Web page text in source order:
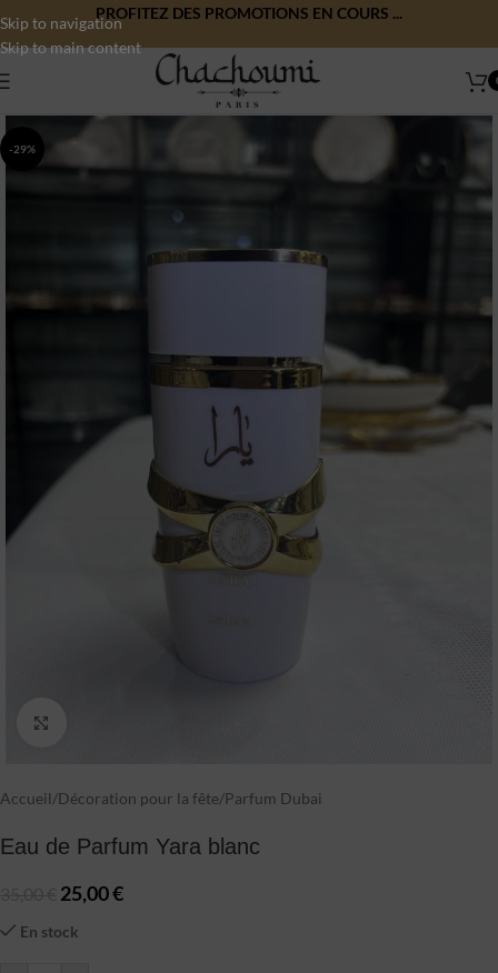
Skip to navigation
Skip to main content
PROFITEZ DES PROMOTIONS EN COURS ...
-29%
Accueil/Décoration pour la fête/Parfum Dubai
Eau de Parfum Yara blanc
25,00€
En stock